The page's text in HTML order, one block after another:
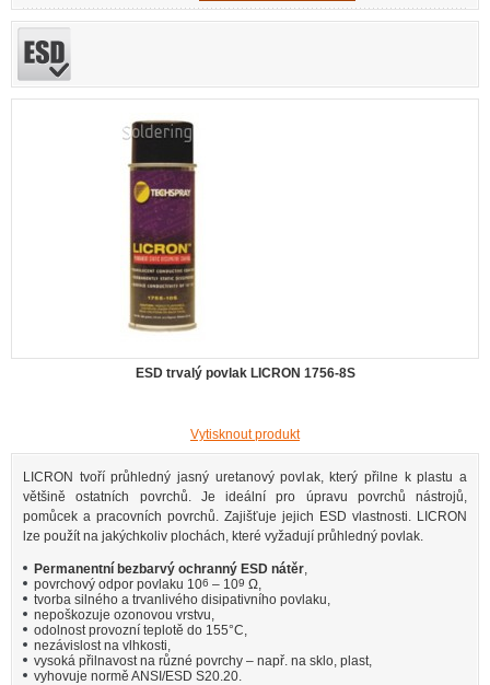
ESD trvalý povlak LICRON 1756-8S
Vytisknout produkt
LICRON tvoří průhledný jasný uretanový povlak, který přilne k plastu a
většině ostatních povrchů. Je ideální pro úpravu povrchů nástrojů,
pomůcek a pracovních povrchů. Zajišťuje jejich ESD vlastnosti. LICRON
lze použít na jakýchkoliv plochách, které vyžadují průhledný povlak.
Permanentní bezbarvý ochranný ESD nátěr
povrchový odpor povlaku 106 – 109 Ω,
tvorba silného a trvanlivého disipativního povlaku,
nepoškozuje ozonovou vrstvu,
odolnost provozní teplotě do 155°C,
nezávislost na vlhkosti,
vysoká přilnavost na různé povrchy – např. na sklo, plast,
vyhovuje normě ANSI/ESD S20.20.